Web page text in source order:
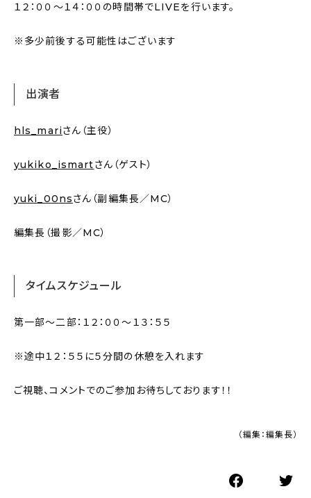
１２：００〜１４：００の時間帯でLIVEを行います。
※多少前後する可能性はございます
出演者
hls_mariさん（主役）
yukiko_ismartさん（ゲスト）
yuki_00nsさん（副編集長／MC）
編集長（撮影／MC）
タイムスケジュール
第一部〜二部：１２：００〜１３：５５
※途中１２：５５に５分間の休憩を入れます
ご視聴、コメントでのご参加お待ちしております！！
（編集：編集長）